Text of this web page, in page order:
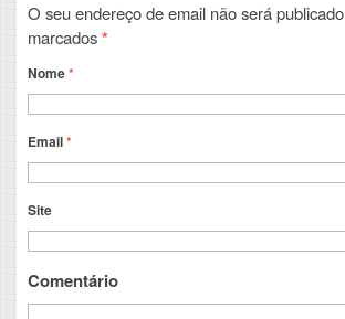
O seu endereço de email não será publicado
marcados*
Nome*
Email*
Site
Comentário